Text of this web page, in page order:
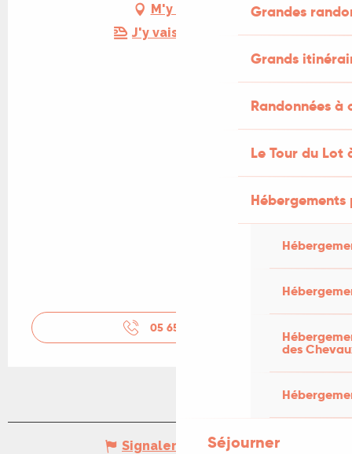
Grandes
Grands
Randonnées
Le Tour du Lot
des
Séjourner
M'y rendre
J'y vais en train !
05 65 36 22
Signaler une erreur